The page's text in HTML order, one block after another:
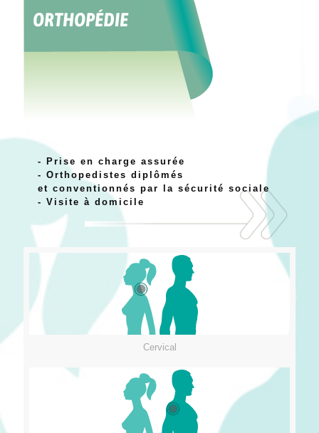
- Prise en charge assurée
- Orthopedistes diplômés
et conventionnés par la sécurité sociale
- Visite à domicile
Cervical